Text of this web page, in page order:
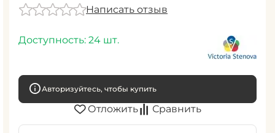
Написать отзыв
Доступность: 24 шт.
Авторизуйтесь, чтобы купить
Отложить Сравнить